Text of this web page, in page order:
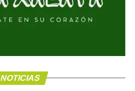
NOTICIAS